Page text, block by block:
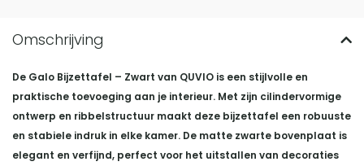
De Galo Bijzettafel – Zwart van QUVIO is een stijlvolle en
praktische toevoeging aan je interieur. Met zijn cilindervormige
ontwerp en ribbelstructuur maakt deze bijzettafel een robuuste
en stabiele indruk in elke kamer. De matte zwarte bovenplaat is
elegant en verfijnd, perfect voor het uitstallen van decoraties